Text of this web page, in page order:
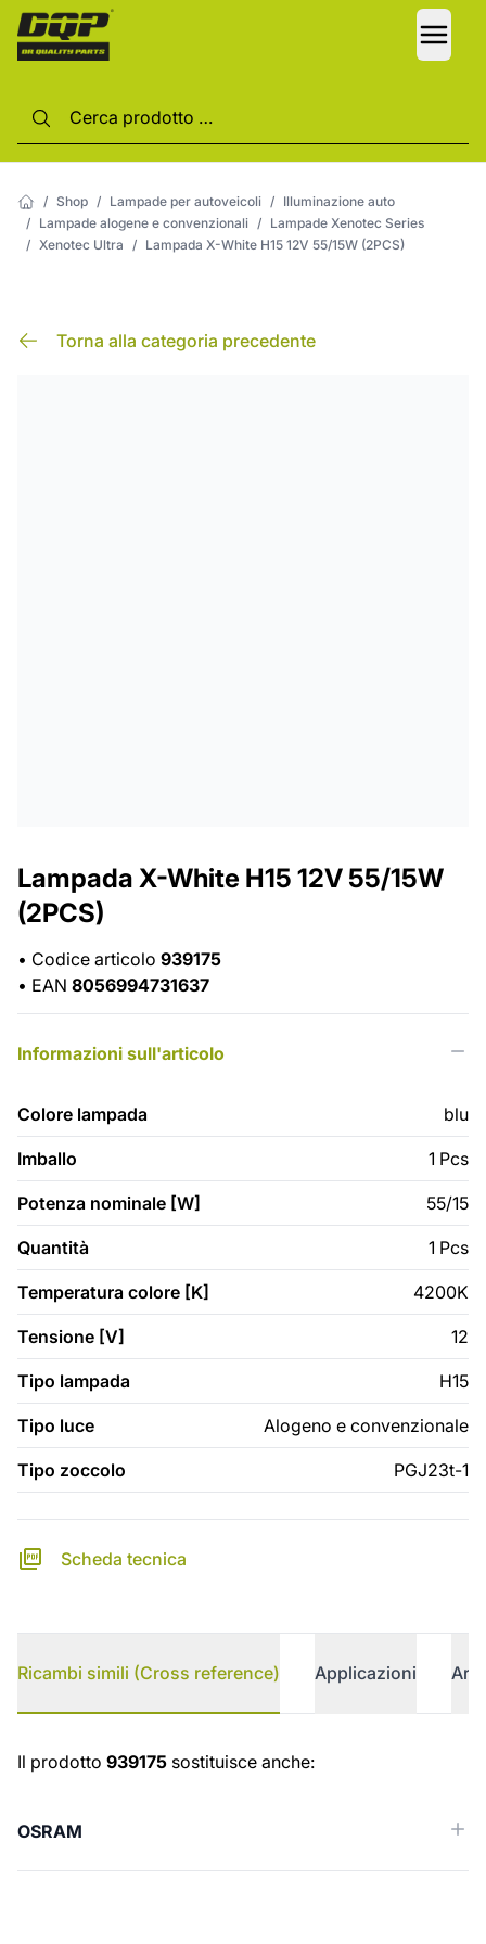
/ Shop / Lampade per autoveicoli / Illuminazione auto
/ Lampade alogene e convenzionali / Lampade Xenotec Series
/ Xenotec Ultra / Lampada X-White H15 12V 55/15W (2PCS)
Torna alla categoria precedente
Lampada X-White H15 12V 55/15W
(2PCS)
• Codice articolo 939175
• EAN 8056994731637
Informazioni sull'articolo
Colore lampada blu
Imballo 1 Pcs
Potenza nominale [W] 55/15
Quantità 1 Pcs
Temperatura colore [K] 4200K
Tensione [V] 12
Tipo lampada H15
Tipo luce Alogeno e convenzionale
Tipo zoccolo PGJ23t-1
Scheda tecnica
Ricambi simili (Cross reference) Applicazioni
Ricambi simili (Cross reference)
Il prodotto 939175 sostituisce anche:
OSRAM